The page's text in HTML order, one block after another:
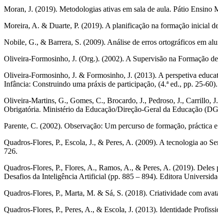
Moran, J. (2019). Metodologias ativas em sala de aula. Pátio Ensino
Moreira, A. & Duarte, P. (2019). A planificação na formação inicial
Nobile, G., & Barrera, S. (2009). Análise de erros ortográficos em
Oliveira‐Formosinho, J. (Org.). (2002). A Supervisão na Formação
Oliveira‐Formosinho, J. & Formosinho, J. (2013). A perspetiva
Infância: Construindo uma práxis de participação, (4.ª ed., pp.
Oliveira‐Martins, G., Gomes, C., Brocardo, J., Pedroso, J.,
Obrigatória. Ministério da Educação/Direção‐Geral da Educação
Parente, C. (2002). Observação: Um percurso de formação,
Quadros‐Flores, P., Escola, J., & Peres, A. (2009). A tecnologia ao
726.
Quadros‐Flores, P., Flores, A., Ramos, A., & Peres, A. (2019).
Desafios da Inteligência Artificial (pp. 885 – 894). Editora
Quadros‐Flores, P., Marta, M. & Sá, S. (2018). Criatividade com
Quadros‐Flores, P., Peres, A., & Escola, J. (2013). Identidade